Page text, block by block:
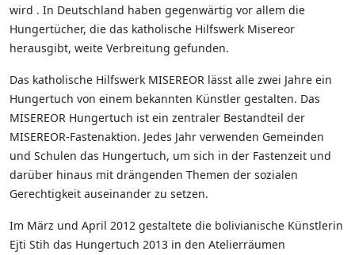
wird . In Deutschland haben gegenwärtig vor allem die
Hungertücher, die das katholische Hilfswerk Misereor
herausgibt, weite Verbreitung gefunden.
Das katholische Hilfswerk MISEREOR lässt alle zwei Jahre ein
Hungertuch von einem bekannten Künstler gestalten. Das
MISEREOR Hungertuch ist ein zentraler Bestandteil der
MISEREOR-Fastenaktion. Jedes Jahr verwenden Gemeinden
und Schulen das Hungertuch, um sich in der Fastenzeit und
darüber hinaus mit drängenden Themen der sozialen
Gerechtigkeit auseinander zu setzen.
Im März und April 2012 gestaltete die bolivianische Künstlerin
Ejti Stih das Hungertuch 2013 in den Atelierräumen